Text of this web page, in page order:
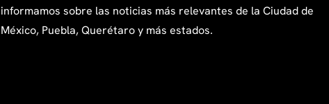
informamos sobre las noticias más relevantes de la Ciudad de
México, Puebla, Querétaro y más estados.